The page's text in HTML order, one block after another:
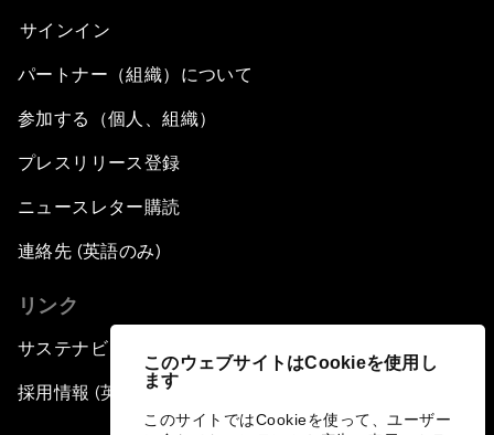
このウェブサイトはCookieを使用し
ます
このサイトではCookieを使って、ユーザー
サインイン
パートナー（組織）について
参加する（個人、組織）
プレスリリース登録
ニュースレター購読
連絡先 (英語のみ)
リンク
サステナビリティへの取り組み
採用情報 (英語のみ)